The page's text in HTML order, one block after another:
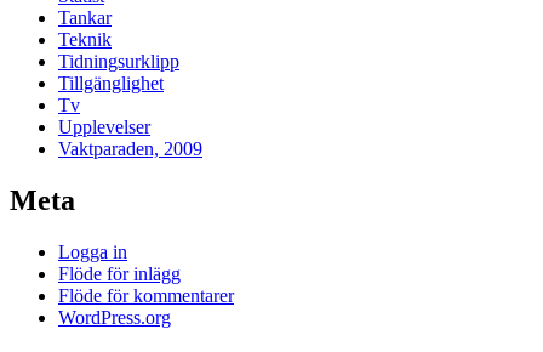
Tankar
Teknik
Tidningsurklipp
Tillgänglighet
Tv
Upplevelser
Vaktparaden, 2009
Meta
Logga in
Flöde för inlägg
Flöde för kommentarer
WordPress.org